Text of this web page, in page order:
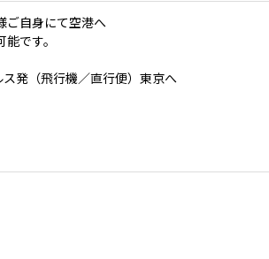
ご自身にて空港へ
です。
発（飛行機／直行便）東京へ